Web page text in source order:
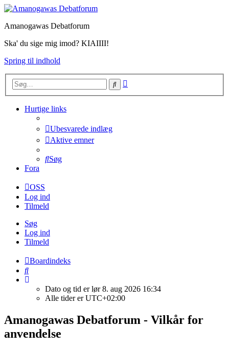
Amanogawas Debatforum
Ska' du sige mig imod? KIAIIII!
Spring til indhold
Søg
Hurtige links
Ubesvarede indlæg
Aktive emner
Søg
Fora
OSS
Log ind
Tilmeld
Søg
Log ind
Tilmeld
Boardindeks
Søg
Dato og tid er lør 8. aug 2026 16:34
Alle tider erUTC+02:00
Amanogawas Debatforum - Vilkår for
anvendelse